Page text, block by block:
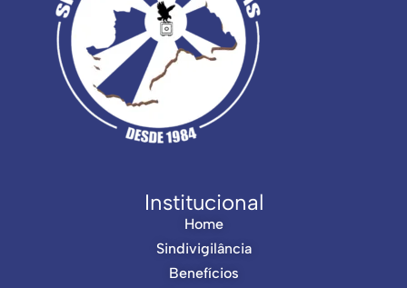
Institucional
Home
Sindivigilância
Benefícios